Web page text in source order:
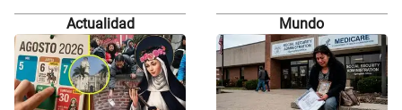
relación con él y otros integrantes
relación con él y otros integrantes
Actualidad Mundo